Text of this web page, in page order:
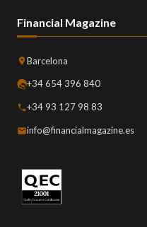
Financial Magazine
Barcelona
+34 654 396 840
+34 93 127 98 83
info@financialmagazine.es